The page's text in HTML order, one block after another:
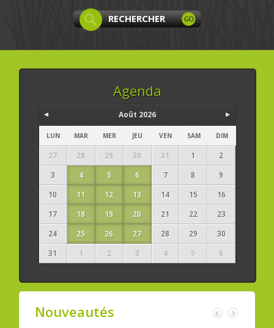
Agenda
Août 2026
LUN MAR MER JEU VEN SAM DIM
27 28 29 30 31 1
2
3
4 5 6 7 8
9
10
11 12 13 14 15
16
17
18 19 20 21 22
23
24
25 26 27 28 29
30
31
1 2 3 4 5 6
Nouveautés